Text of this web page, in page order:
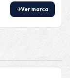
Ver marca